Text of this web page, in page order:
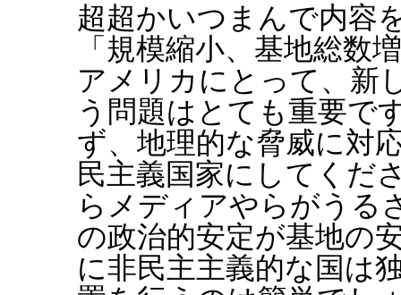
超超かいつまんで内容
「規模縮小、基地総数
アメリカにとって、新
う問題はとても重要で
ず、地理的な脅威に対
民主義国家にしてくだ
らメディアやらがうる
の政治的安定が基地の
に非民主主義的な国は